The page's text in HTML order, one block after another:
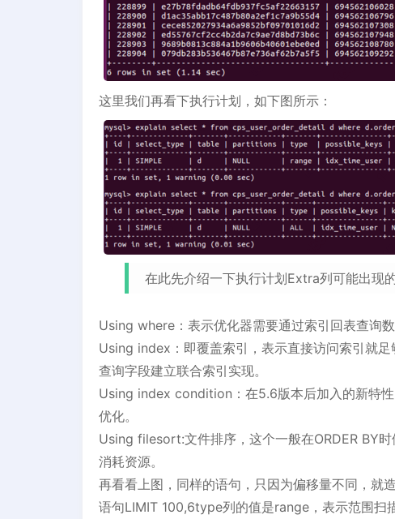
这里我们再看下执行计划，如下图所示：
在此先介绍一下执行计划Extra列可能出现
Using where：表示优化器需要通过索引回表查询数
Using index：即覆盖索引，表示直接访问索引就
查询字段建立联合索引实现。
Using index condition：在5.6版本后加入的新特
优化。
Using filesort:文件排序，这个一般在ORDER BY
消耗资源。
再看看上图，同样的语句，只因为偏移量不同，就
语句LIMIT 100,6type列的值是range，表示范围扫